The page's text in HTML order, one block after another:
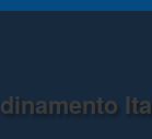
Jump to Content